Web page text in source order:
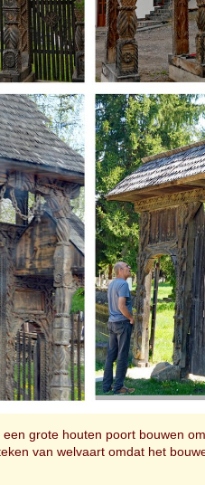
grote houten poort bouwen
van welvaart omdat het